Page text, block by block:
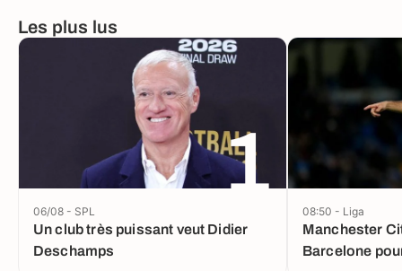
Les plus lus
1
Un club très puissant veut Didier
Deschamps
06/08 - SPL
Manchester
Barcelone
08:50 - Liga